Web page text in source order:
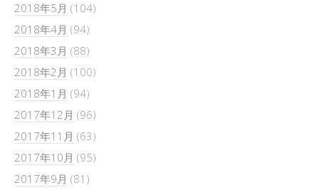
2018年5月 (104)
2018年4月 (94)
2018年3月 (88)
2018年2月 (100)
2018年1月 (94)
2017年12月 (96)
2017年11月 (63)
2017年10月 (95)
2017年9月 (81)